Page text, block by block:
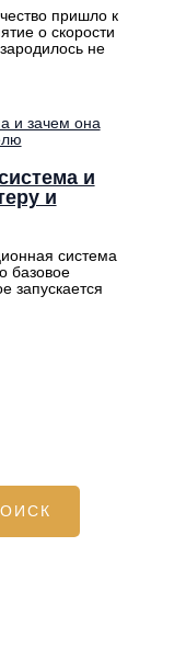
пришло к
о скорости
не
и
и
система
базовое
запускается